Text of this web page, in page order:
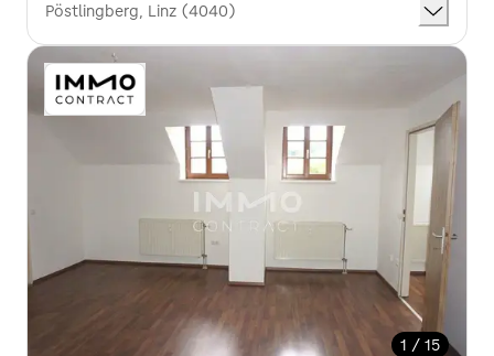
Pöstlingberg, Linz (4040)
1 / 15